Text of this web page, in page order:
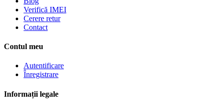
Verifică IMEI
Cerere retur
Contact
Contul meu
Autentificare
Înregistrare
Informații legale